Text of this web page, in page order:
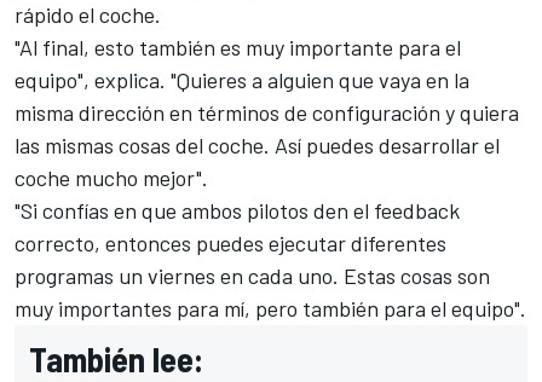
rápido el coche.
"Al final, esto también es muy importante para el
equipo", explica. "Quieres a alguien que vaya en la
misma dirección en términos de configuración y quiera
las mismas cosas del coche. Así puedes desarrollar el
coche mucho mejor".
"Si confías en que ambos pilotos den el feedback
correcto, entonces puedes ejecutar diferentes
programas un viernes en cada uno. Estas cosas son
muy importantes para mí, pero también para el equipo".
También lee: